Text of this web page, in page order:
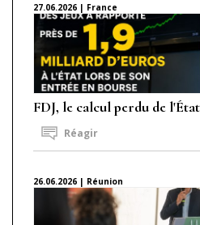
27.06.2026 | France
FDJ, le calcul perdu de
Réagir
26.06.2026 | Réunion